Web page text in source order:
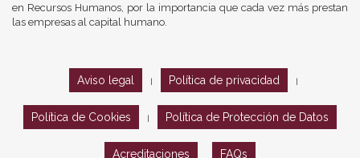
en Recursos Humanos, por la importancia que cada vez más prestan
las empresas al capital humano.
Aviso legal Política de privacidad
Política de Cookies Política de Protección de Datos
Acreditaciones FAQs